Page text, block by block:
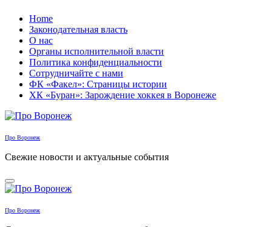
Перейти
содержанию
Home
Законодательная власть
О нас
Органы исполнительной власти
Политика конфиденциальности
Сотрудничайте с нами
ФК «Факел»: Страницы истории
ХК «Буран»: Зарождение хоккея в Воронеже
Про Воронеж
Свежие новости и актуальные события
Про Воронеж